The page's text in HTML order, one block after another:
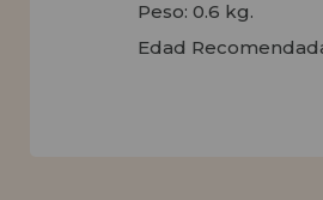
Peso: 0.6 kg.
Edad